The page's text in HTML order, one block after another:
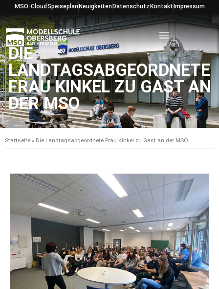
Inhalt
springen
MSO-Cloud Speiseplan Neuigkeiten Datenschutz Kontakt Impressum
DIE
LANDTAGSABGEORDNETE
FRAU KINKEL ZU GAST AN
DER MSO
Startseite » Die Landtagsabgeordnete Frau Kinkel zu Gast an der MSO